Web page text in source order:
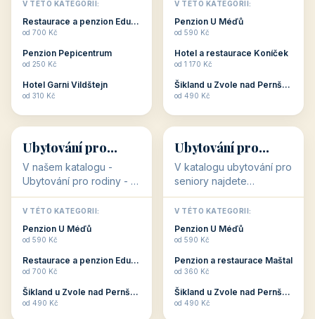
dovolenou přímo
souvisejí. Aktivní
odpočinek jso...
V TÉTO KATEGORII:
Restaurace a penzion Eduard
od 700 Kč
Penzion Pepicentrum
od 250 Kč
Hotel Garni Vildštejn
od 310 Kč
cenově dostupné
ubytování v ČR. Budete
c...
V TÉTO KATEGORII:
Penzion U Méďů
od 590 Kč
Hotel a restaurace Koníček
od 1 170 Kč
Šikland u Zvole nad Pernštejnem
od 490 Kč
👨‍👩‍👧‍👦
👨‍👩‍👧‍👦
34 objektů
Ubytování pro
rodiny
V našem katalogu -
Ubytování pro rodiny -
jsou pro Vás připraveny
objekty, které svojí
polohou či vybaveností,
nabízí klidné ubytování
V TÉTO KATEGORII:
Penzion U Méďů
od 590 Kč
Restaurace a penzion Eduard
od 700 Kč
Šikland u Zvole nad Pernštejnem
od 490 Kč
🧓
🧓
33 objektů
Ubytování pro
seniory
V katalogu ubytování pro
seniory najdete
penziony a hotely, které
jsou přizpůsobeny pro
ubytování klientů vyššího
věku. Některé z nich
V TÉTO KATEGORII:
Penzion U Méďů
od 590 Kč
Penzion a restaurace Maštal
od 360 Kč
Šikland u Zvole nad Pernštejnem
od 490 Kč
💕 🚴